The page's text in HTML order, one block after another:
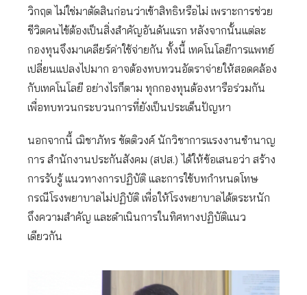
วิกฤต ไม่ใช่มาตัดสินก่อนว่าเข้าสิทธิหรือไม่ เพราะการช่วย
ชีวิตคนไข้ต้องเป็นสิ่งสำคัญอันดันแรก หลังจากนั้นแต่ละ
กองทุนจึงมาเคลียร์ค่าใช้จ่ายกัน ทั้งนี้ เทคโนโลยีการแพทย์
เปลี่ยนแปลงไปมาก อาจต้องทบทวนอัตราจ่ายให้สอดคล้อง
กับเทคโนโลยี อย่างไรก็ตาม ทุกกองทุนต้องหารือร่วมกัน
เพื่อทบทวนกระบวนการที่ยังเป็นประเด็นปัญหา
นอกจากนี้ ฌิชาภัทร ขัตติวงค์ นักวิชาการแรงงานชำนาญ
การ สำนักงานประกันสังคม (สปส.) ได้ให้ข้อเสนอว่า สร้าง
การรับรู้ แนวทางการปฏิบัติ และการใช้บทกำหนดโทษ
กรณีโรงพยาบาลไม่ปฏิบัติ เพื่อให้โรงพยาบาลได้ตระหนัก
ถึงความสำคัญ และดำเนินการในทิศทางปฏิบัติแนว
เดียวกัน